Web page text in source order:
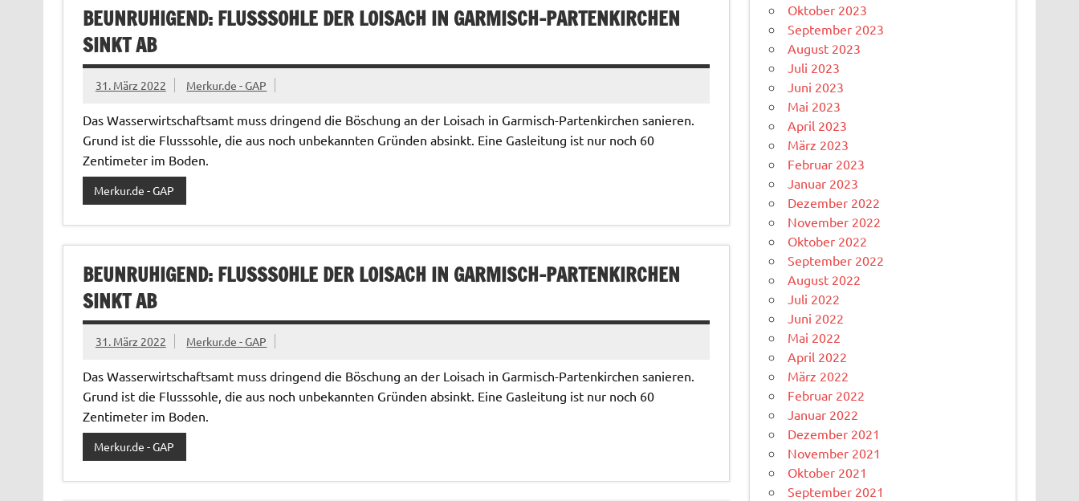
BEUNRUHIGEND: FLUSSSOHLE DER LOISACH IN GARMISCH-PARTENKIRCHEN
SINKT AB
31. März 2022 Merkur.de - GAP
Das Wasserwirtschaftsamt muss dringend die Böschung an der Loisach in Garmisch-Partenkirchen sanieren.
Grund ist die Flusssohle, die aus noch unbekannten Gründen absinkt. Eine Gasleitung ist nur noch 60
Zentimeter im Boden.
Merkur.de - GAP
BEUNRUHIGEND: FLUSSSOHLE DER LOISACH IN GARMISCH-PARTENKIRCHEN
SINKT AB
31. März 2022 Merkur.de - GAP
Das Wasserwirtschaftsamt muss dringend die Böschung an der Loisach in Garmisch-Partenkirchen sanieren.
Grund ist die Flusssohle, die aus noch unbekannten Gründen absinkt. Eine Gasleitung ist nur noch 60
Zentimeter im Boden.
Merkur.de - GAP
Oktober 2023
September 2023
August 2023
Juli 2023
Juni 2023
Mai 2023
April 2023
März 2023
Februar 2023
Januar 2023
Dezember 2022
November 2022
Oktober 2022
September 2022
August 2022
Juli 2022
Juni 2022
Mai 2022
April 2022
März 2022
Februar 2022
Januar 2022
Dezember 2021
November 2021
Oktober 2021
September 2021